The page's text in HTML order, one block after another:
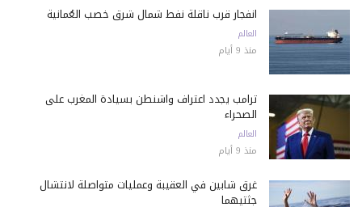
انفجار قرب ناقلة نفط شمال شرق خصب العُمانية
العالم
منذ 9 أيام
ترامب يجدد اعتراف واشنطن بسيادة المغرب على
الصحراء
العالم
منذ 9 أيام
غرق شابين في العقيبة وعمليات متواصلة لانتشال
جثتيهما